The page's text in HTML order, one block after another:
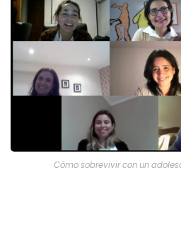
Cómo sobrevivir con un